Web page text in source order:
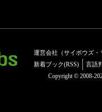
運営会社（サイボウズ・
新着ブック(RSS)
言語
Copyright © 2008-